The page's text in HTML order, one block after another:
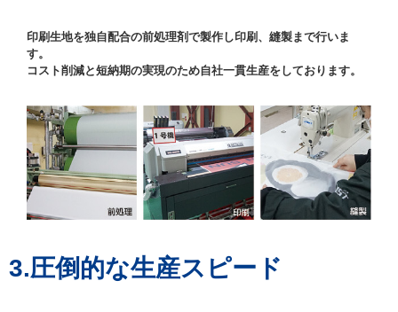
印刷生地を独自配合の前処理剤で製作し印刷、縫製まで行いま
す。
コスト削減と短納期の実現のため自社一貫生産をしております。
3.圧倒的な生産スピード